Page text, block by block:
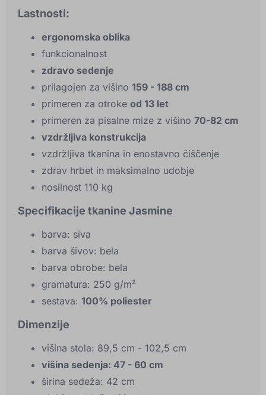
Lastnosti:
ergonomska oblika
funkcionalnost
zdravo sedenje
prilagojen za višino 159 - 188 cm
primeren za otroke od 13 let
primeren za pisalne mize z višino 70-82 cm
vzdržljiva konstrukcija
vzdržljiva tkanina in enostavno čiščenje
zdrav hrbet in maksimalno udobje
nosilnost 110 kg
Specifikacije tkanine Jasmine
barva: siva
barva šivov: bela
barva obrobe: bela
gramatura: 250 g/m²
sestava: 100% poliester
Dimenzije
višina stola: 89,5 cm - 102,5 cm
višina sedenja: 47 - 60 cm
širina sedeža: 42 cm